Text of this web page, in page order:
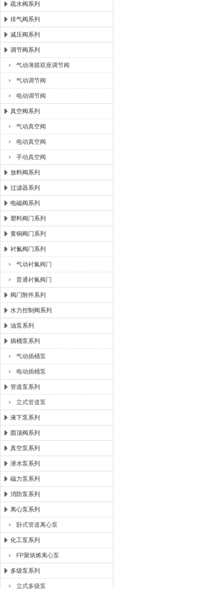
疏水阀系列
排气阀系列
减压阀系列
调节阀系列
气动薄膜双座调节阀
气动调节阀
电动调节阀
真空阀系列
气动真空阀
电动真空阀
手动真空阀
放料阀系列
过滤器系列
电磁阀系列
塑料阀门系列
黄铜阀门系列
衬氟阀门系列
气动衬氟阀门
普通衬氟阀门
阀门附件系列
水力控制阀系列
油泵系列
插桶泵系列
气动插桶泵
电动插桶泵
管道泵系列
立式管道泵
液下泵系列
圆顶阀系列
真空泵系列
潜水泵系列
磁力泵系列
消防泵系列
离心泵系列
卧式管道离心泵
化工泵系列
FP聚炳烯离心泵
多级泵系列
立式多级泵